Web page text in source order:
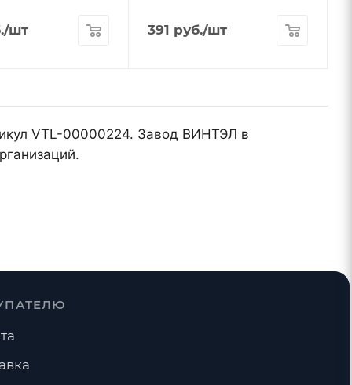
/шт 391 руб./шт
VTL-00000224. Завод ВИНТЭЛ в